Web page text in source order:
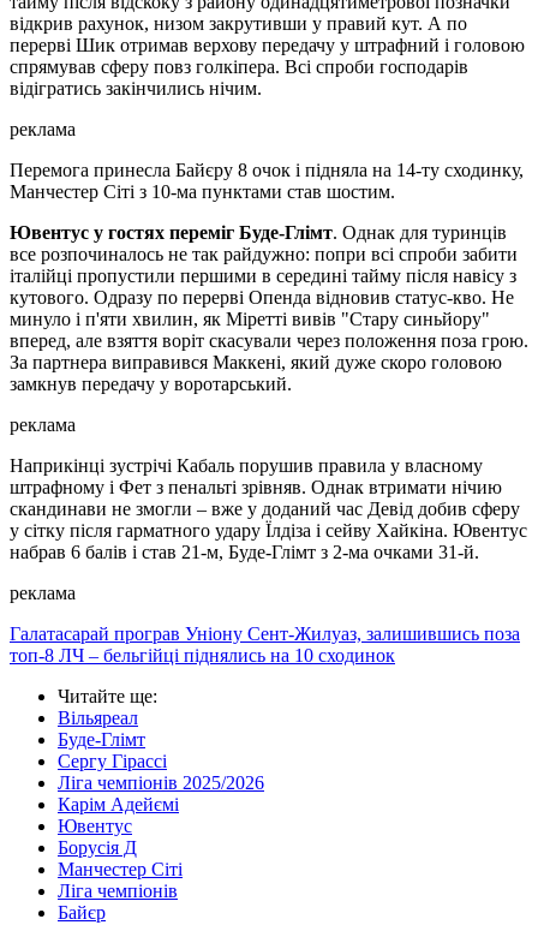
відкрив рахунок, низом закрутивши у правий кут. А по
перерві Шик отримав верхову передачу у штрафний і головою
спрямував сферу повз голкіпера. Всі спроби господарів
відігратись закінчились нічим.
реклама
Перемога принесла Байєру 8 очок і підняла на 14-ту сходинку,
Манчестер Сіті з 10-ма пунктами став шостим.
Ювентус у гостях переміг Буде-Глімт. Однак для туринців
все розпочиналось не так райдужно: попри всі спроби забити
італійці пропустили першими в середині тайму після навісу з
кутового. Одразу по перерві Опенда відновив статус-кво. Не
минуло і п'яти хвилин, як Міретті вивів "Стару синьйору"
вперед, але взяття воріт скасували через положення поза грою.
За партнера виправився Маккені, який дуже скоро головою
замкнув передачу у воротарський.
реклама
Наприкінці зустрічі Кабаль порушив правила у власному
штрафному і Фет з пенальті зрівняв. Однак втримати нічию
скандинави не змогли – вже у доданий час Девід добив сферу
у сітку після гарматного удару Їлдіза і сейву Хайкіна. Ювентус
набрав 6 балів і став 21-м, Буде-Глімт з 2-ма очками 31-й.
реклама
Галатасарай програв Уніону Сент-Жилуаз, залишившись поза
топ-8 ЛЧ – бельгійці піднялись на 10 сходинок
Читайте ще:
Вільяреал
Буде-Глімт
Сергу Гірассі
Ліга чемпіонів 2025/2026
Карім Адейємі
Ювентус
Борусія Д
Манчестер Сіті
Ліга чемпіонів
Байєр